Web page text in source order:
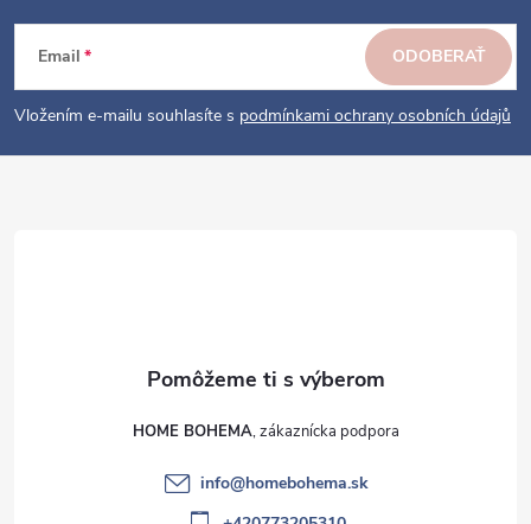
p
e
Email
Vložením e-mailu souhlasíte s podmínkami ochrany osobních údajů
ODOBERAŤ
HOME BOHEMA
info@homebohema.sk